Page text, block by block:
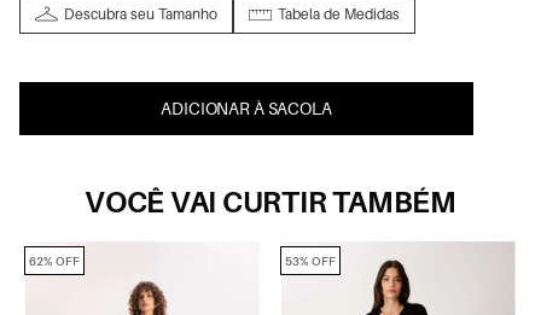
Descubra seu Tamanho Tabela de Medidas
ADICIONAR À SACOLA
VOCÊ VAI CURTIR TAMBÉM
62% OFF 53% OFF